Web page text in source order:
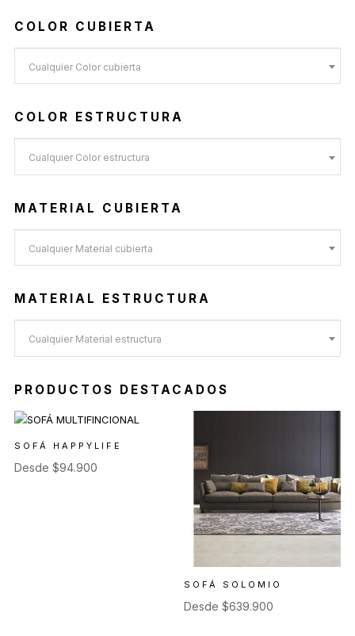
COLOR CUBIERTA
Cualquier Color cubierta
COLOR ESTRUCTURA
Cualquier Color estructura
MATERIAL CUBIERTA
Cualquier Material cubierta
MATERIAL ESTRUCTURA
Cualquier Material estructura
PRODUCTOS DESTACADOS
SOFÁ HAPPYLIFE
Desde $94.900
SOFÁ SOLOMIO
Desde$639.900